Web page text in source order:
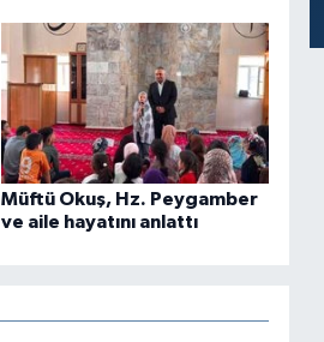
Müftü Okuş, Hz. Peygamber
ve aile hayatını anlattı